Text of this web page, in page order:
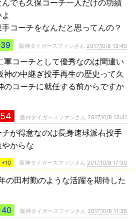
んでも久保コーチ一人だけの功績
コーチをなんだと思ってんの？
阪神タイガースファンさん 2017,10/8 13:40
軍コーチとして優秀なのは間違い
神の中継ぎ投手再生の歴史って久
のコーチに就任する前からですか
阪神タイガースファンさん 2017,10/8 13:41
チが得意なのは長身速球派右投手
からな
+10 阪神タイガースファンさん 2017,10/8 17:30
の田村勤のような活躍を期待した
阪神タイガースファンさん 2017,10/8 11:35